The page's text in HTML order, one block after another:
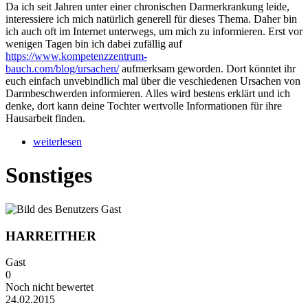
Da ich seit Jahren unter einer chronischen Darmerkrankung leide,
interessiere ich mich natürlich generell für dieses Thema. Daher bin
ich auch oft im Internet unterwegs, um mich zu informieren. Erst vor
wenigen Tagen bin ich dabei zufällig auf
https://www.kompetenzzentrum-
bauch.com/blog/ursachen/aufmerksam geworden. Dort könntet ihr
euch einfach unvebindlich mal über die veschiedenen Ursachen von
Darmbeschwerden informieren. Alles wird bestens erklärt und ich
denke, dort kann deine Tochter wertvolle Informationen für ihre
Hausarbeit finden.
weiterlesen
Sonstiges
HARREITHER
Gast
0
Noch nicht bewertet
24.02.2015